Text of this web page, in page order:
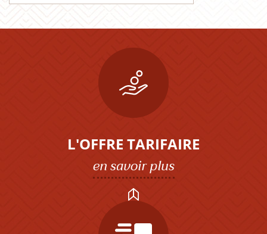
L'OFFRE TARIFAIRE
en savoir plus